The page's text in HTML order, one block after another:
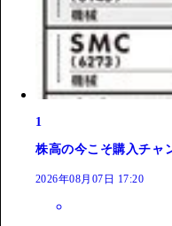
1
株高の今こそ購入チャ
2026年08月07日 17:20